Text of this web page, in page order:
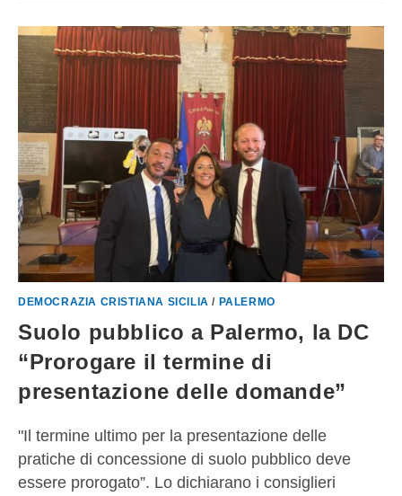
DEMOCRAZIA CRISTIANA SICILIA / PALERMO
Suolo pubblico a Palermo, la DC
“Prorogare il termine di
presentazione delle domande”
"Il termine ultimo per la presentazione delle
pratiche di concessione di suolo pubblico deve
essere prorogato”. Lo dichiarano i consiglieri